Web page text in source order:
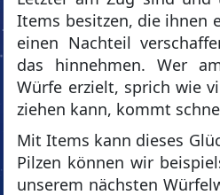
Items besitzen, die ihnen
einen Nachteil
das hinnehmen. Wer
Würfe erzielt, sprich wie
ziehen kann, kommt
Mit Items kann dieses
Pilzen können wir
unserem nächsten